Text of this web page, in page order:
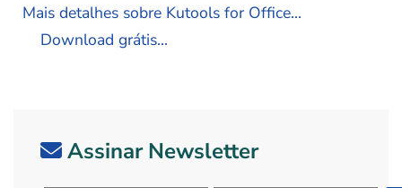
Mais detalhes sobre Kutools for Office...
Download grátis...
Assinar Newsletter